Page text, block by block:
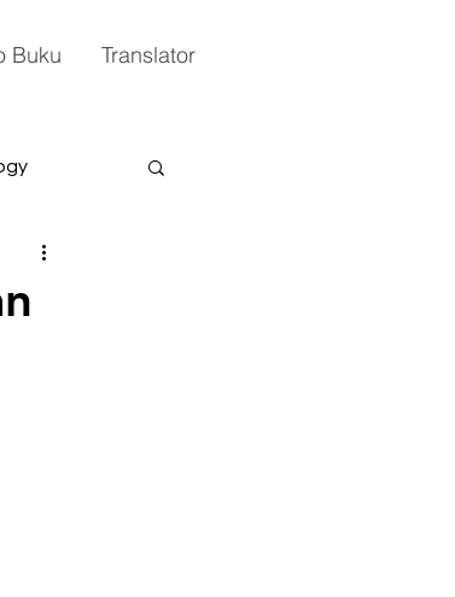
Buku Translator